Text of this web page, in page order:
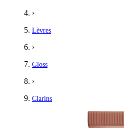
›
Lèvres
›
Gloss
›
Clarins